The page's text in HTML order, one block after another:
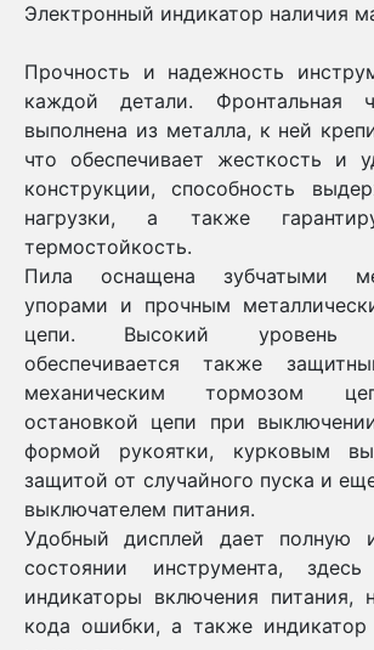
Электронный индикатор наличия
Прочность и надежность
каждой детали. Фронтальная
выполнена из металла, к ней
что обеспечивает жесткость и
конструкции, способность
нагрузки, а также
термостойкость.
Пила оснащена зубчатыми
упорами и прочным
цепи. Высокий уровень
обеспечивается также
механическим тормозом
остановкой цепи при
формой рукоятки, курковым
защитой от случайного пуска и
выключателем питания.
Удобный дисплей дает полную
состоянии инструмента,
индикаторы включения питания,
кода ошибки, а также индикатор